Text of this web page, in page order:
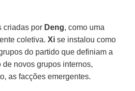
criadas por Deng, como uma
coletiva.Xi se instalou como
do partido que definiam a
novos grupos internos,
as facções emergentes.